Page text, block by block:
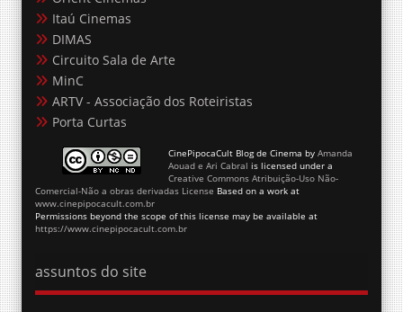
Itaú Cinemas
DIMAS
Circuito Sala de Arte
MinC
ARTV - Associação dos Roteiristas
Porta Curtas
CinePipocaCult Blog de Cinema by Amanda
Aouad e Ari Cabral is licensed under a
Creative Commons Atribuição-Uso Não-
Comercial-Não a obras derivadas License Based on a work at
www.cinepipocacult.com.br
Permissions beyond the scope of this license may be available at
https://www.cinepipocacult.com.br
assuntos do site